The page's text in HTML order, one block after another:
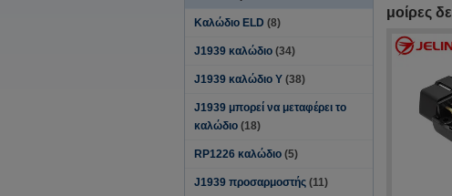
Καλώδιο ELD (8)
J1939 καλώδιο (34)
J1939 καλώδιο Υ (38)
J1939 μπορεί να μεταφέρει το
καλώδιο (18)
RP1226 καλώδιο (5)
J1939 προσαρμοστής (11)
μοίρες